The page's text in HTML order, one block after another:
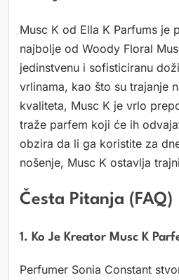
Musc K od Ella K Parfums je
najbolje od Woody Floral
jedinstvenu i sofisticiranu
vrlinama, kao što su trajanje
kvaliteta, Musc K je vrlo
traže parfem koji će ih
obzira da li ga koristite za
nošenje, Musc K ostavlja
Česta Pitanja (FAQ)
1. Ko Je Kreator Musc K
Perfumer Sonia Constant